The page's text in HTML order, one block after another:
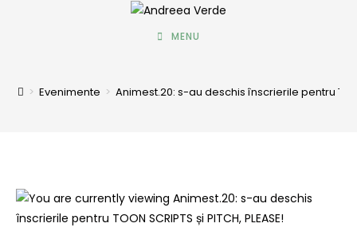
MENU
> Evenimente > Animest.20: s-au deschis înscrierile pentru